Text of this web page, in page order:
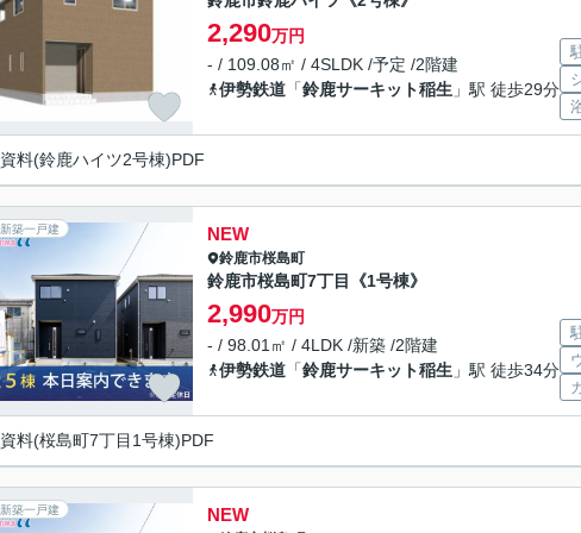
2,290万円
- / 109.08㎡ / 4SLDK /予定 /2階建
伊勢鉄道 「鈴鹿サーキット稲生 」駅 徒歩29分
料(鈴鹿ハイツ2号棟)PDF
新築一戸建 NEW
鈴鹿市桜島町
鈴鹿市桜島町7丁目《1号棟》
2,990万円
- / 98.01㎡ / 4LDK /新築 /2階建
伊勢鉄道 「鈴鹿サーキット稲生 」駅 徒歩34分
料(桜島町7丁目1号棟)PDF
新築一戸建 NEW